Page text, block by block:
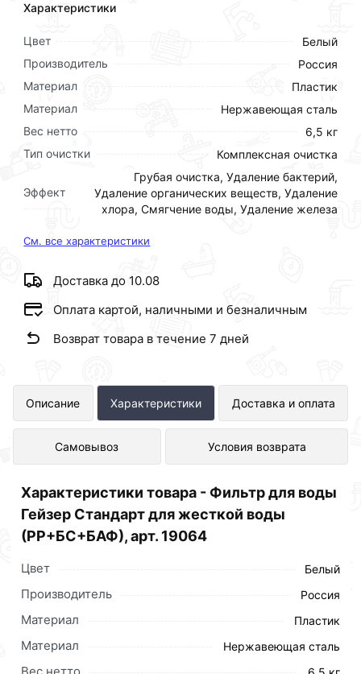
Характеристики
Цвет
Белый
Производитель
Россия
Материал
Пластик
Материал
Нержавеющая сталь
Вес нетто
6,5 кг
Тип очистки
Комплексная очистка
Эффект
Грубая очистка, Удаление бактерий,
Удаление органических веществ, Удаление
хлора, Смягчение воды, Удаление железа
См. все характеристики
Доставка до 10.08
Оплата картой, наличными и безналичным
Возврат товара в течение 7 дней
Описание Характеристики Доставка и оплата
Самовывоз Условия возврата
Фильтр для воды Гейзер Стандарт
для жесткой воды (РР+БС+БАФ),
арт. 19064 представлен в интернет-
цене за шт 3 808 рублей.
Характеристики товара - Фильтр для воды
Гейзер Стандарт для жесткой воды
(РР+БС+БАФ), арт. 19064
Цвет Белый
Производитель Россия
Материал Пластик
Материал Нержавеющая сталь